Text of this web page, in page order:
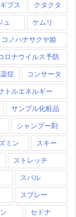
ギブス クタクタ
ュ ケムリ
コノハナサクヤ姫
ロナウイルス予防
症 コンサータ
トルエネルギー
サンプル化粧品
シャンプー剤
ミン スキー
ストレッチ
スバル
スプレー
セドナ